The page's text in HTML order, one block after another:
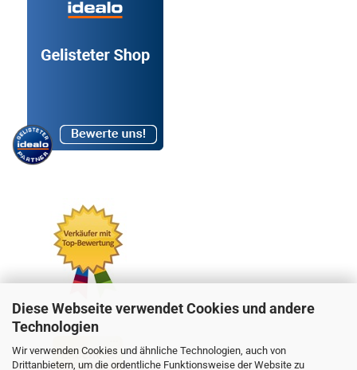
Diese Webseite verwendet Cookies und andere
Technologien
Wir verwenden Cookies und ähnliche Technologien, auch von
Drittanbietern, um die ordentliche Funktionsweise der Website zu